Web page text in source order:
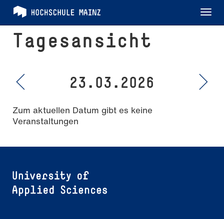
Tagesansicht
23.03.2026
Zum aktuellen Datum gibt es keine
Veranstaltungen